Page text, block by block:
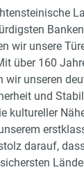
wir unsere
über 160
wir unseren
und
kultureller
darauf,